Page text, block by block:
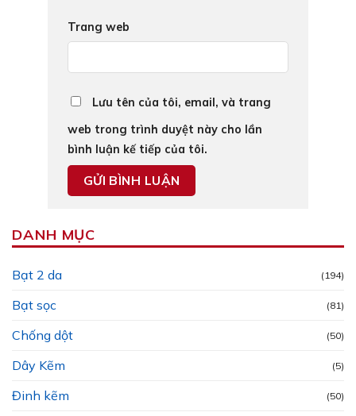
Trang web
Lưu tên của tôi, email, và trang
web trong trình duyệt này cho lần
bình luận kế tiếp của tôi.
DANH MỤC
Bạt 2 da (194)
Bạt sọc (81)
Chống dột (50)
Dây Kẽm (5)
Đinh kẽm (50)